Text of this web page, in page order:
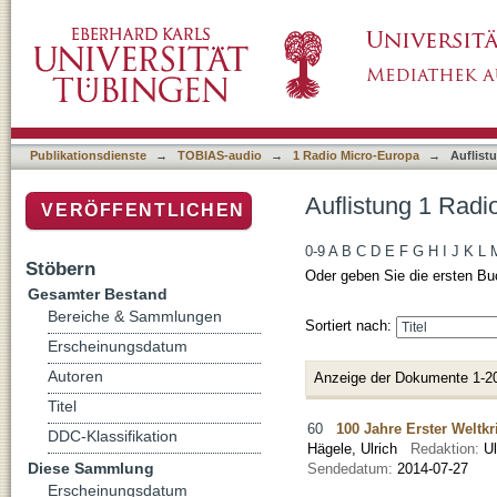
Publikationsdienste → TOBIAS-audio → 1 Radio Micro-Europa →
Auflistung 1
0-9 A B C D E F G H J K L
Oder geben Sie die ersten
Sortiert nach:
Anzeige der Dokumente 1-
60 100 Jahre Erster
Hägele, Ulrich
Redaktion:
Sendedatum: 2014-07-27
VERÖFFENTLICHEN
Stöbern
Gesamter Bestand
Bereiche & Sammlungen
Erscheinungsdatum
Autoren
Titel
DDC-Klassifikation
Diese Sammlung
Erscheinungsdatum